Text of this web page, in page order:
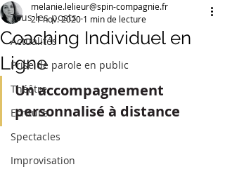
Tous les posts
Actualités
Prise de parole en public
Théâtre
Ecriture
Spectacles
Improvisation
Coaching Individuel en
Ligne
melanie.lelieur@spin-compagnie.fr
21 nov. 2020 1 min de lecture
Un accompagnement
personnalisé à distance